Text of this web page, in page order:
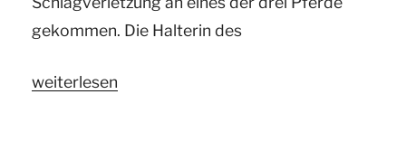
für
den
eines
gekommen. Die Halterin des
„Ihr
weiterlesen